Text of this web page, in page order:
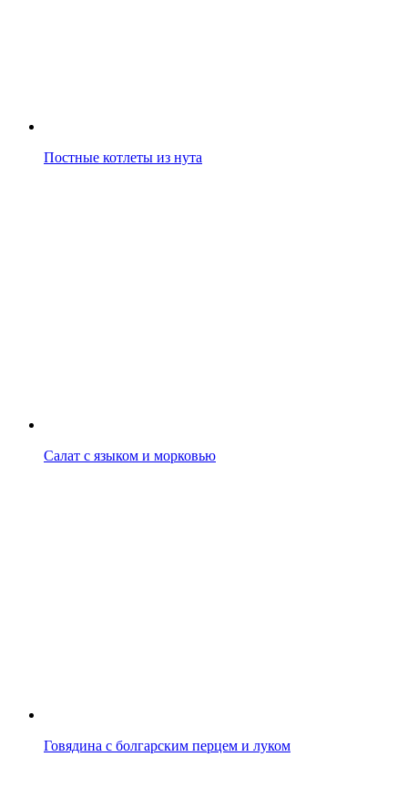
Постные котлеты из нута
Салат с языком и морковью
Говядина с болгарским перцем и луком